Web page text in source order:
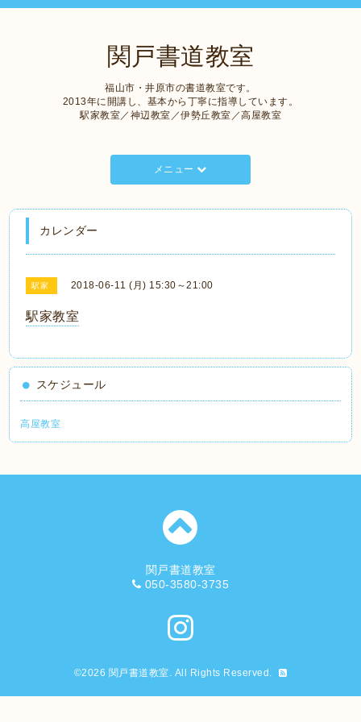
関戸書道教室
福山市・井原市の書道教室です。
2013年に開講し、基本から丁寧に指導しています。
駅家教室／神辺教室／伊勢丘教室／高屋教室
メニュー
カレンダー
駅家 2018-06-11 (月) 15:30～21:00
駅家教室
スケジュール
高屋教室
関戸書道教室
050-3580-3735
©2026 関戸書道教室. All Rights Reserved.